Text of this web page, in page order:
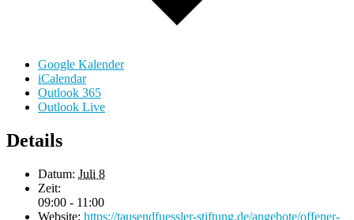
Google Kalender
iCalendar
Outlook 365
Outlook Live
Details
Datum: Juli 8
Zeit:
09:00 - 11:00
Website: https://tausendfuessler-stiftung.de/angebote/offener-